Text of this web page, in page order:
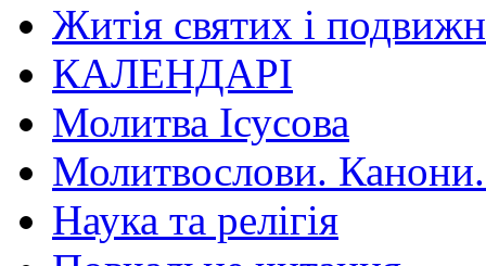
Житія святих і
КАЛЕНДАРІ
Молитва Ісусова
Молитвослови.
Наука та релігія